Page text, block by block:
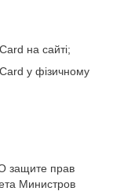
на сайті;
у фізичному
защите прав
Министров